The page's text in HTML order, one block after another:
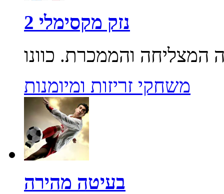
נזק מקסימלי 2
משחקי זריזות ומיומנות
בעיטה מהירה